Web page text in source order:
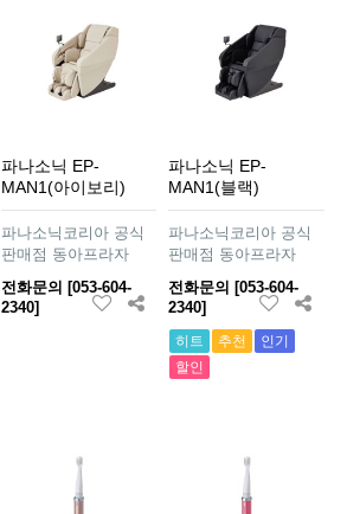
파나소닉 EP-
MAN1(아이보리)
파나소닉코리아 공식
판매점 동아프라자
전화문의 [053-604-
2340]
파나소닉 EP-
MAN1(블랙)
파나소닉코리아 공식
판매점 동아프라자
전화문의 [053-604-
2340]
히트 추천
인기
할인